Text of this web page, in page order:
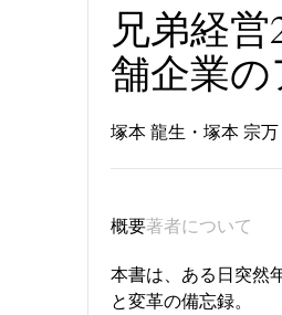
兄弟経
舗企業
塚本 龍生・塚本 宗万
概要著者について
本書は、ある日突然
と変革の備忘録。